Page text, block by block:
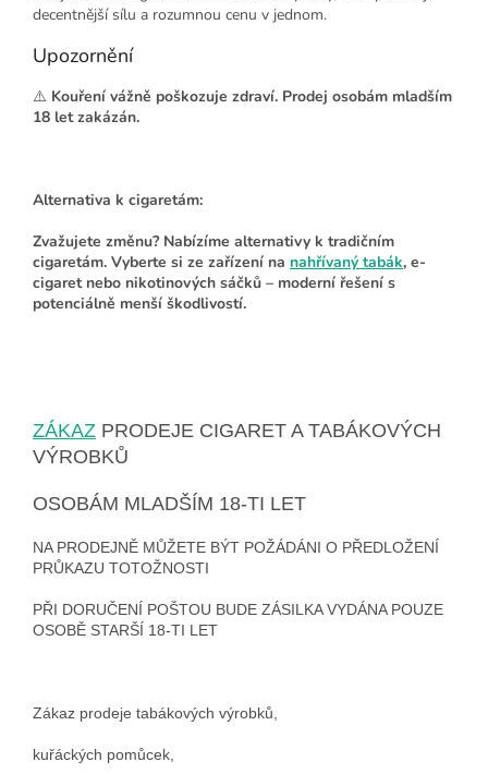
decentnější sílu a rozumnou cenu v jednom.
Upozornění
⚠️ Kouření vážně poškozuje zdraví. Prodej osobám mladším
18 let zakázán.
Alternativa k cigaretám:
Zvažujete změnu?Nabízíme alternativy k tradičním
cigaretám. Vyberte si ze zařízení na nahřívaný tabák, e-
cigaret nebo nikotinových sáčků – moderní řešení s
potenciálně menší škodlivostí.
ZÁKAZ PRODEJE CIGARET A TABÁKOVÝCH
VÝROBKŮ
OSOBÁM MLADŠÍM 18-TI LET
NA PRODEJNĚ MŮŽETE BÝT POŽÁDÁNI O PŘEDLOŽENÍ
PRŮKAZU TOTOŽNOSTI
PŘI DORUČENÍ POŠTOU BUDE ZÁSILKA VYDÁNA POUZE
OSOBĚ STARŠÍ 18-TI LET
Zákaz prodeje tabákových výrobků,
kuřáckých pomůcek,